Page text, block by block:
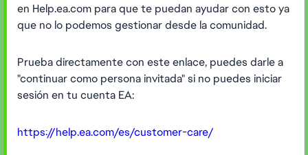
en Help.ea.com para que te puedan ayudar con esto ya
que no lo podemos gestionar desde la comunidad.
Prueba directamente con este enlace, puedes darle a
"continuar como persona invitada" si no puedes iniciar
sesión en tu cuenta EA:
https://help.ea.com/es/customer-care/